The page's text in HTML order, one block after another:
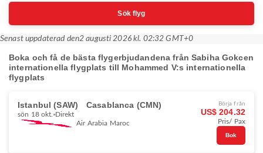
Sök flyg
Senast uppdaterad den2 augusti 2026 kl. 02:32 GMT+0
Boka och få de bästa flygerbjudandena från Sabiha Gokcen
internationella flygplats till Mohammed V:s internationella
flygplats
Istanbul (SAW) Casablanca (CMN)
sön 18 okt. Direkt
Air Arabia Maroc
Börja från
US$ 204.32
Pris/ Pax
Bok